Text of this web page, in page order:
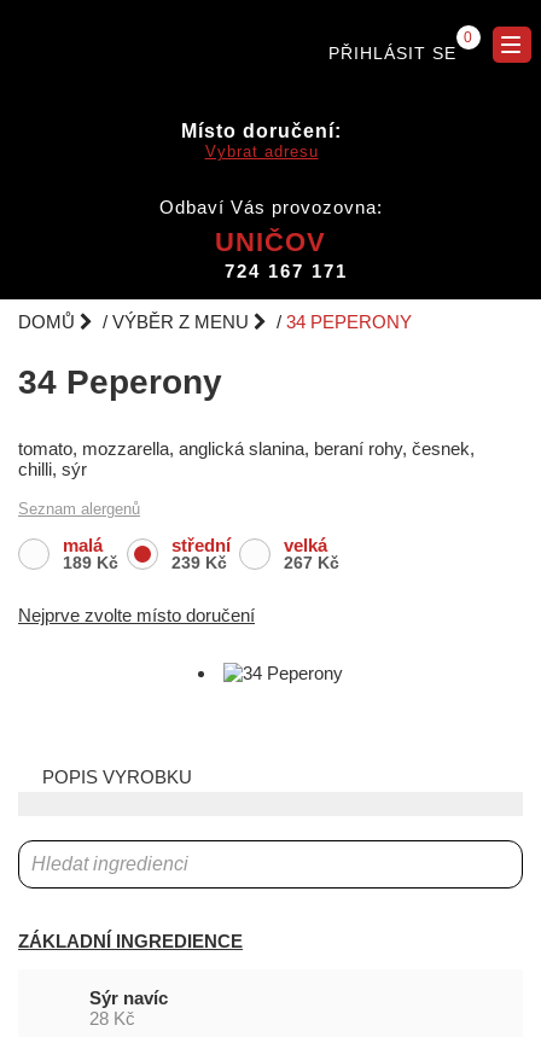
PŘIHLÁSIT SE
0
Místo doručení:
Vybrat adresu
Odbaví Vás provozovna:
UNIČOV
724 167 171
DOMŮ VÝBĚR Z MENU 34 PEPERONY
34 Peperony
tomato, mozzarella, anglická slanina, beraní rohy, česnek,
chilli, sýr
Seznam alergenů
malá
189 Kč
střední
239 Kč
velká
267 Kč
Nejprve zvolte místo doručení
POPIS VYROBKU
ZÁKLADNÍ INGREDIENCE
Sýr navíc
28 Kč